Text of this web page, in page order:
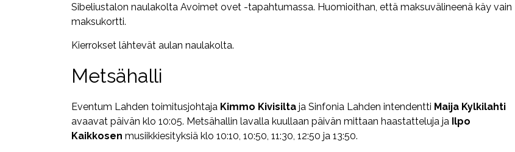
Sibeliustalon naulakolta Avoimet ovet -tapahtumassa. Huomioithan, että maksuvälineenä käy vain
maksukortti.
Kierrokset lähtevät aulan naulakolta.
Metsähalli
Eventum Lahden toimitusjohtaja Kimmo Kivisilta ja Sinfonia Lahden intendentti Maija Kylkilahti
avaavat päivän klo 10:05. Metsähallin lavalla kuullaan päivän mittaan haastatteluja ja Ilpo
Kaikkosen musiikkiesityksiä klo 10:10, 10:50, 11:30, 12:50 ja 13:50.